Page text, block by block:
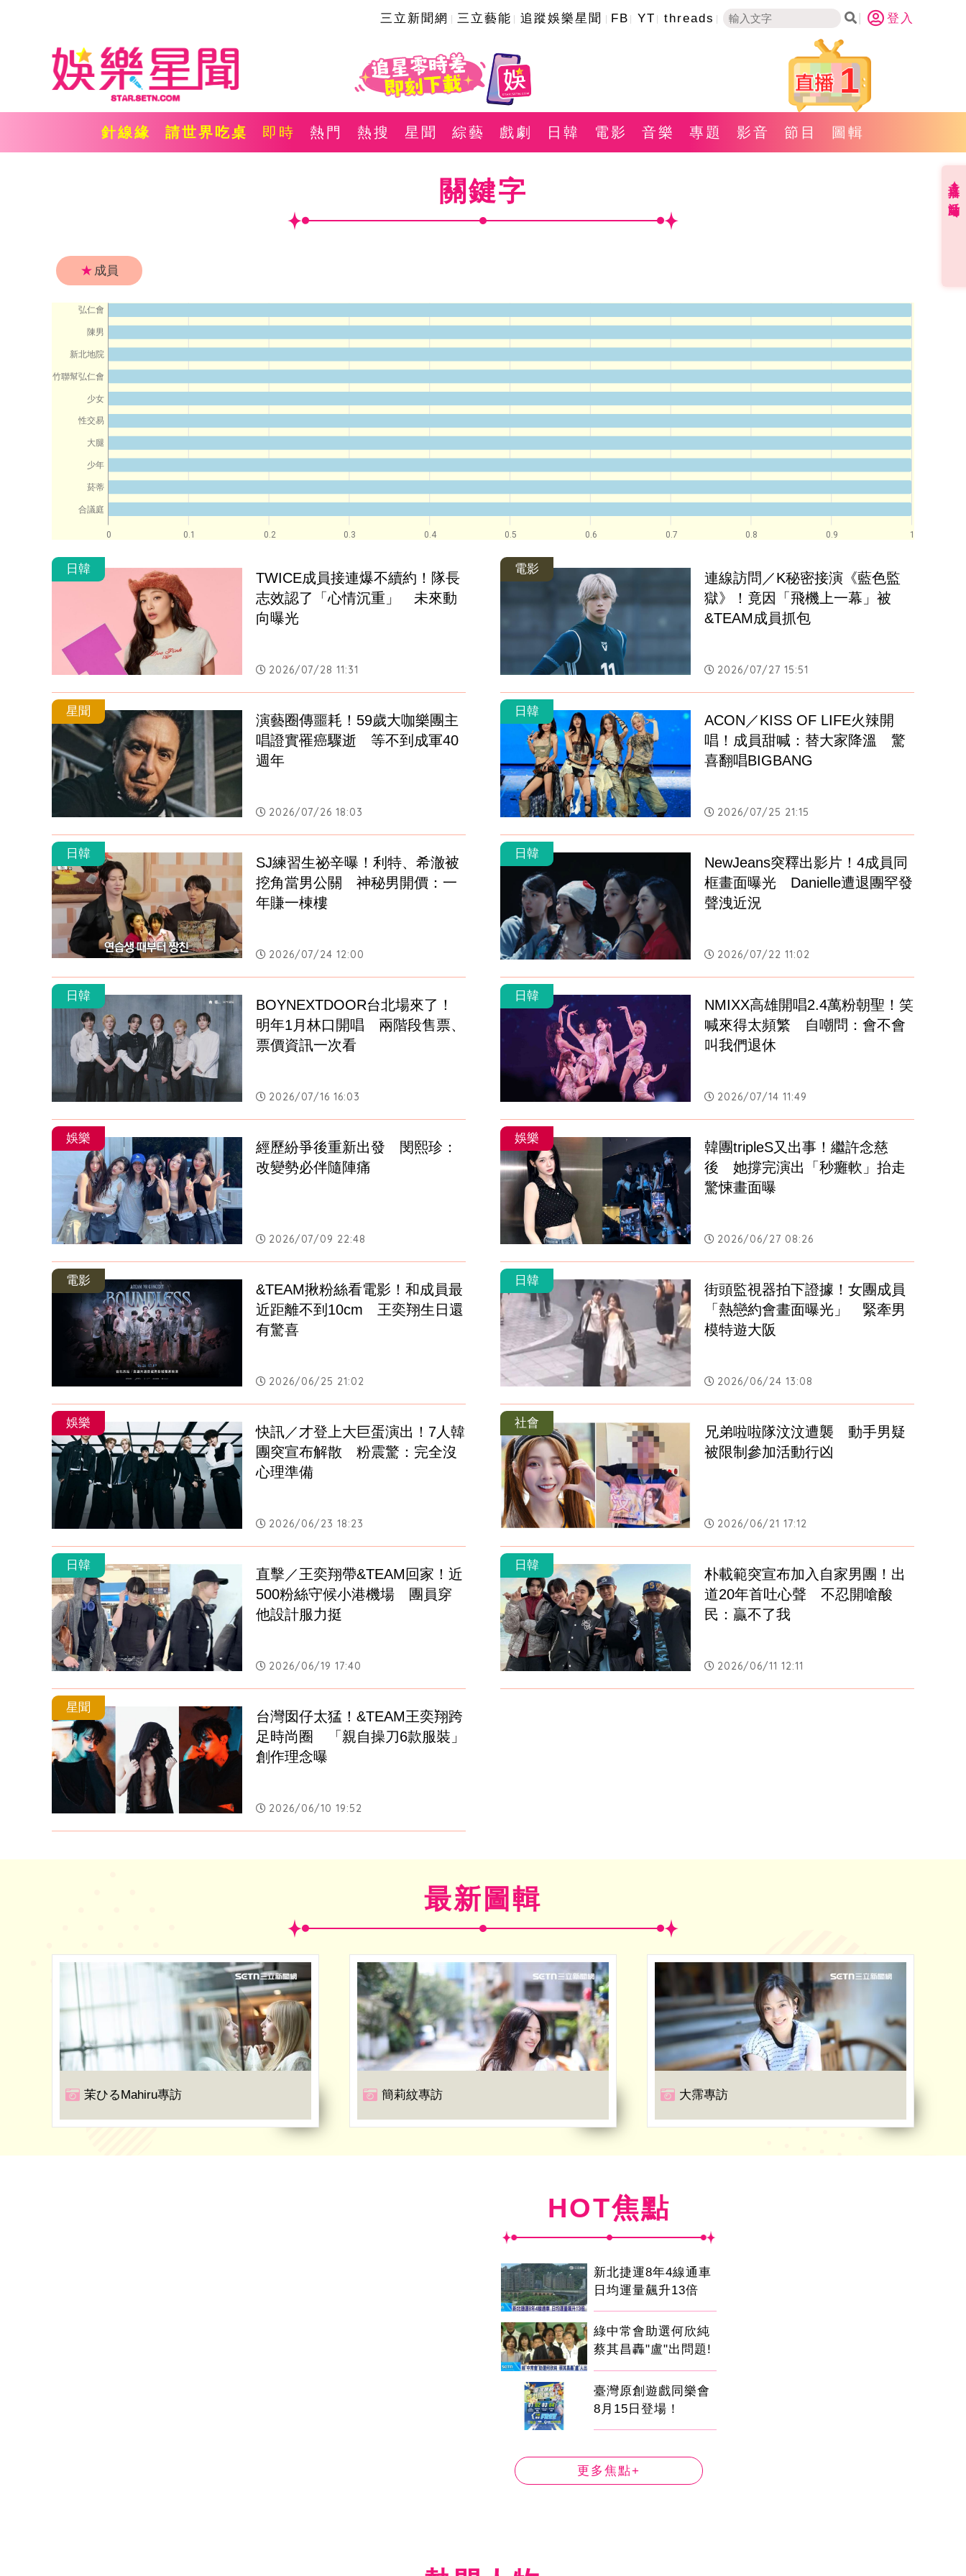
三立新聞網 三立藝能 追蹤娛樂星聞 FB YT threads 登入
1
針線緣 請世界吃桌 即時 熱門 熱搜 星聞 綜藝 戲劇 日韓 電影 音樂 專題 影音 節目 圖輯
關鍵字
★ 成員
0 0.1 0.2 0.3 0.4 0.5 0.6 0.7 0.8 0.9 1
弘仁會
陳男
新北地院
竹聯幫弘仁會
少女
性交易
大腿
少年
菸蒂
合議庭
日韓
TWICE成員接連爆不續約！隊長
志效認了「心情沉重」　未來動
向曝光
2026/07/28 11:31
電影
連線訪問／K秘密接演《藍色監
獄》！竟因「飛機上一幕」被
&TEAM成員抓包
2026/07/27 15:51
星聞
演藝圈傳噩耗！59歲大咖樂團主
唱證實罹癌驟逝　等不到成軍40
週年
2026/07/26 18:03
日韓
ACON／KISS OF LIFE火辣開
唱！成員甜喊：替大家降溫　驚
喜翻唱BIGBANG
2026/07/25 21:15
日韓
SJ練習生祕辛曝！利特、希澈被
挖角當男公關　神秘男開價：一
年賺一棟樓
2026/07/24 12:00
日韓
NewJeans突釋出影片！4成員同
框畫面曝光　Danielle遭退團罕發
聲洩近況
2026/07/22 11:02
日韓
BOYNEXTDOOR台北場來了！
明年1月林口開唱　兩階段售票、
票價資訊一次看
2026/07/16 16:03
日韓
NMIXX高雄開唱2.4萬粉朝聖！笑
喊來得太頻繁　自嘲問：會不會
叫我們退休
2026/07/14 11:49
娛樂
經歷紛爭後重新出發　閔熙珍：
改變勢必伴隨陣痛
2026/07/09 22:48
娛樂
韓團tripleS又出事！繼許念慈
後　她撐完演出「秒癱軟」抬走
驚悚畫面曝
2026/06/27 08:26
電影
&TEAM揪粉絲看電影！和成員最
近距離不到10cm　王奕翔生日還
有驚喜
2026/06/25 21:02
日韓
街頭監視器拍下證據！女團成員
「熱戀約會畫面曝光」　緊牽男
模特遊大阪
2026/06/24 13:08
娛樂
快訊／才登上大巨蛋演出！7人韓
團突宣布解散　粉震驚：完全沒
心理準備
2026/06/23 18:23
社會
兄弟啦啦隊汶汶遭襲　動手男疑
被限制參加活動行凶
2026/06/21 17:12
日韓
直擊／王奕翔帶&TEAM回家！近
500粉絲守候小港機場　團員穿
他設計服力挺
2026/06/19 17:40
日韓
朴載範突宣布加入自家男團！出
道20年首吐心聲　不忍開嗆酸
民：贏不了我
2026/06/11 12:11
星聞
台灣囡仔太猛！&TEAM王奕翔跨
足時尚圈　「親自操刀6款服裝」
創作理念曝
2026/06/10 19:52
最新圖輯
茉ひるMahiru專訪 簡莉紋專訪 大霈專訪
HOT焦點
新北捷運8年4線通車
日均運量飆升13倍
綠中常會助選何欣純
蔡其昌轟"盧"出問題!
臺灣原創遊戲同樂會
8月15日登場！
更多焦點+
直播✦活動